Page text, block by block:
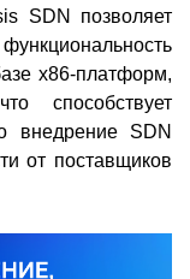
SDN позволяет
x86-платформ,
способствует
внедрение SDN
от поставщиков